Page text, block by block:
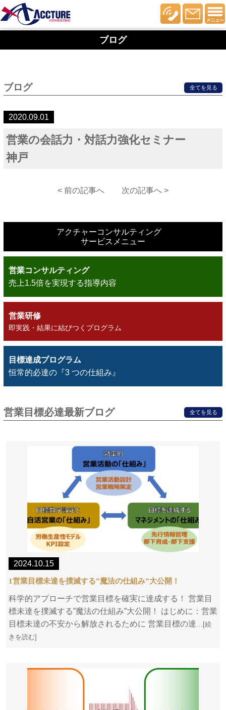
ブログ
ブログ 全てを見る
2020.09.01
営業の会話力・対話力強化セミナー
神戸
< 前の記事へ 次の記事へ >
アクチャーコンサルティング
サービスメニュー
営業コンサルティング
売上1.5倍を実現する指導内容
営業研修
即実践・結果に結びつくプログラム
目標達成プログラム
恒常的必達の『3 つの仕組み』
営業目標必達最新ブログ 全てを見る
2024.10.15
1営業目標未達を撲滅する”魔法の仕組み”大公開！
科学的アプローチで営業目標を確実に達成する！ 営業目
標未達を撲滅する”魔法の仕組み”大公開！ はじめに：営業
目標未達の不安から解放されるために 営業目標の達…[続
きを読む]